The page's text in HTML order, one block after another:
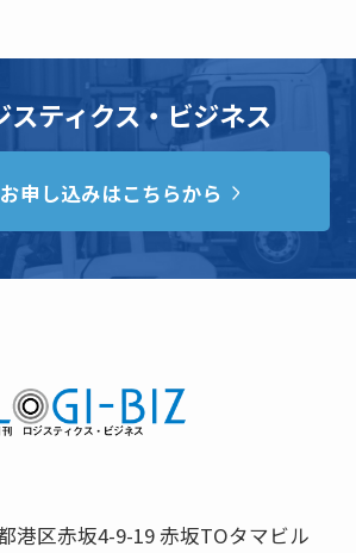
スティクス・ビジネス
申し込みはこちらから
港区赤坂4-9-19 赤坂TOタマビル